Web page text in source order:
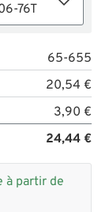
76T
65-655
20,54 €
3,90 €
24,44 €
à partir de